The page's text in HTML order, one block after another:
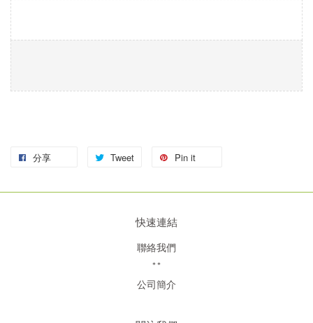
分享 Tweet Pin it
快速連結
聯絡我們
**
公司簡介